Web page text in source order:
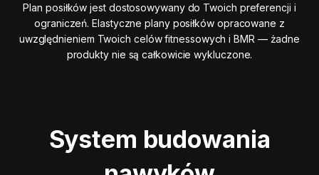
Plan posiłków jest dostosowywany do Twoich preferencji i
ograniczeń. Elastyczne plany posiłków opracowane z
uwzględnieniem Twoich celów fitnessowych i BMR — żadne
produkty nie są całkowicie wykluczone.
System budowania